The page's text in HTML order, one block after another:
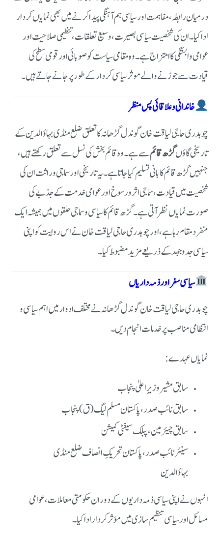
درمیان رابطہ، مفاہمت اور سیاسی ہم آہنگی پیدا کرنے میں بھی نمایاں کردار
ادا کیا۔ان کی شخصیت سیاسی بصیرت، وسیع تعلقات، تنظیمی صلاحیت اور
عوامی وابستگی کا امتزاج ہے۔ وہ مقامی سیاست کو صوبائی اور قومی سطح کی
قیادت سے جوڑنے والے موثر سیاسی کردار کے طور پر جانے جاتے ہیں۔
خاندانی و علاقائی پس منظر
چوہدری حاجی لیاقت خان گوندل گڑھانہ کا تعلق ضلع منڈی بہاؤالدین کے
تاریخی گاؤںگڑھ قائمسے ہے۔ وہ قائم بخش کی نسل سے تعلق رکھتے ہیں،
جنہیں گڑھ قائم کا بانی تسلیم کیا جاتا ہے۔یہ تاریخی اور سماجی وراثت ان کی
شخصیت میں قیادت، سماجی اثر و رسوخ اور عوامی خدمت کے جذبے کی
صورت نمایاں نظر آتی ہے۔ گڑھ قائم کا سیاسی و سماجی حلقوں میں ہمیشہ ایک
منفرد مقام رہا ہے، اور چوہدری حاجی لیاقت خان نے اس روایت کو اپنی
سیاسی جدوجہد کے ذریعے مزید مضبوط کیا۔
سیاسی سفر اور ذمہ داریاں
چوہدری حاجی لیاقت خان گوندل گڑھانہ نے مختلف ادوار میں اہم سیاسی و
انتظامی مناصب پر خدمات انجام دیں۔
نمایاں عہدے:
سابق مشیر وزیرِ اعلیٰ پنجاب
سابق نائب صدر، پاکستان مسلم لیگ (ق) پنجاب
سابق چیئرمین، پبلک سیفٹی کمیشن
سینئر نائب صدر، پاکستان تحریکِ انصاف ضلع منڈی
بہاؤالدین
انہوں نے اپنی سیاسی ذمہ داریوں کے دوران حکومتی معاملات، عوامی
مسائل اور سیاسی تنظیم سازی میں مؤثر کردار ادا کیا۔